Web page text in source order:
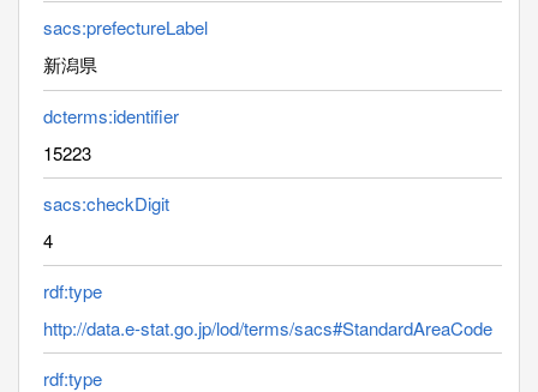
sacs:prefectureLabel
新潟県
dcterms:identifier
15223
sacs:checkDigit
4
rdf:type
http://data.e-stat.go.jp/lod/terms/sacs#StandardAreaCode
rdf:type